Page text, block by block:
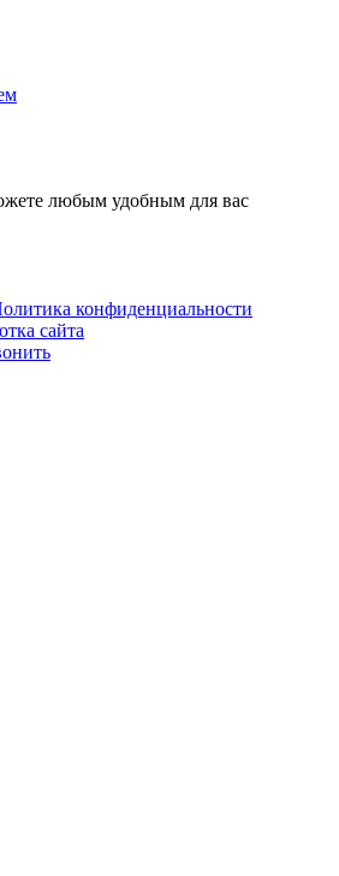
любым удобным для вас
конфиденциальности
сайта